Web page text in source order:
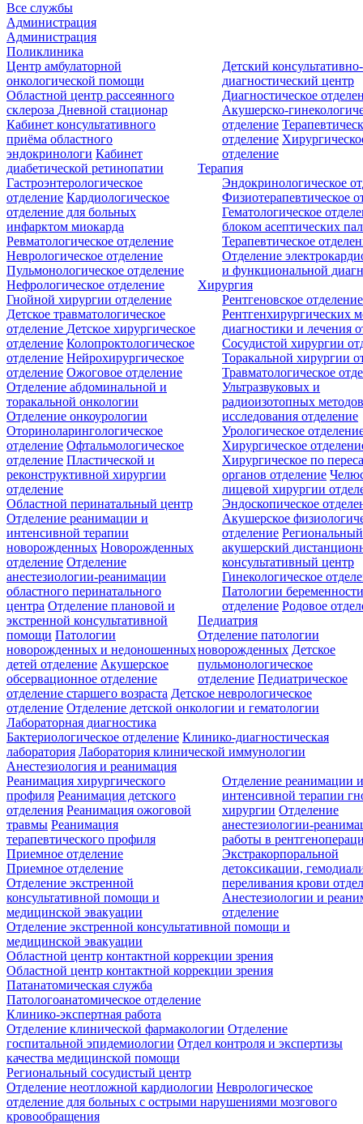
Все службы
Администрация
Администрация
Поликлиника
Центр амбулаторной
онкологической помощи
Областной центр рассеянного
склероза Дневной стационар
Кабинет консультативного
приёма областного
эндокринологи Кабинет
диабетической ретинопатии
Детский консультативно-
диагностический центр
Диагностическое
Акушерско-
отделение
отделение
отделение
Терапия
Гастроэнтерологическое
отделение Кардиологическое
отделение для больных
инфарктом миокарда
Ревматологическое отделение
Неврологическое отделение
Пульмонологическое отделение
Нефрологическое отделение
Эндокринологическое
Физиотерапевтическое
Гематологическое
блоком асептических
Терапевтическое
Отделение
и функциональной
Хирургия
Гнойной хирургии отделение
Детское травматологическое
отделение Детское хирургическое
отделение Колопроктологическое
отделение Нейрохирургическое
отделение Ожоговое отделение
Отделение абдоминальной и
торакальной онкологии
Отделение онкоурологии
Оториноларингологическое
отделение Офтальмологическое
отделение Пластической и
реконструктивной хирургии
отделение
Рентгеновское отделение
Рентгенхирургических
диагностики и лечения
Сосудистой хирургии
Торакальной хирургии
Травматологическое
Ультразвуковых и
радиоизотопных
исследования отделение
Урологическое
Хирургическое
Хирургическое по
органов отделение
лицевой хирургии
Эндоскопическое
Областной перинатальный центр
Отделение реанимации и
интенсивной терапии
новорожденных Новорожденных
отделение Отделение
анестезиологии-реанимации
областного перинатального
центра Отделение плановой и
экстренной консультативной
помощи Патологии
новорожденных и недоношенных
детей отделение Акушерское
обсервационное отделение
Акушерское
отделение Региональный
акушерский
консультативный центр
Гинекологическое
Патологии
отделение Родовое
Педиатрия
Отделение патологии
новорожденных Детское
пульмонологическое
отделение Педиатрическое
отделение старшего возраста Детское неврологическое
отделение Отделение детской онкологии и гематологии
Лабораторная диагностика
Бактериологическое отделение Клинико-диагностическая
лаборатория Лаборатория клинической иммунологии
Анестезиология и реанимация
Реанимация хирургического
профиля Реанимация детского
отделения Реанимация ожоговой
травмы Реанимация
терапевтического профиля
Отделение реанимации
интенсивной терапии
хирургии Отделение
анестезиологии-
работы в
Экстракорпоральной
детоксикации,
переливания крови
Анестезиологии и
отделение
Приемное отделение
Приемное отделение
Отделение экстренной
консультативной помощи и
медицинской эвакуации
Отделение экстренной консультативной помощи и
медицинской эвакуации
Областной центр контактной коррекции зрения
Областной центр контактной коррекции зрения
Патанатомическая служба
Патологоанатомическое отделение
Клинико-экспертная работа
Отделение клинической фармакологии Отделение
госпитальной эпидемиологии Отдел контроля и экспертизы
качества медицинской помощи
Региональный сосудистый центр
Отделение неотложной кардиологии Неврологическое
отделение для больных с острыми нарушениями мозгового
кровообращения